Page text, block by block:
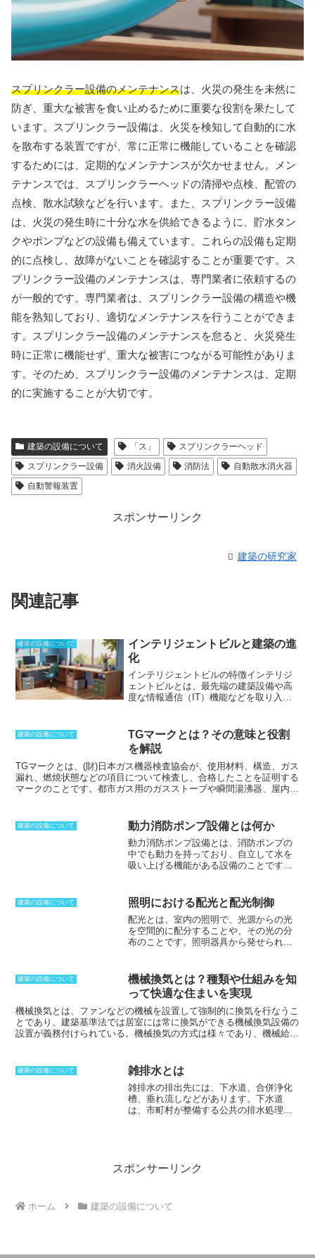
スプリンクラー設備のメンテナンスは、火災の発生を未然に
防ぎ、重大な被害を食い止めるために重要な役割を果たして
います。スプリンクラー設備は、火災を検知して自動的に水
を散布する装置ですが、常に正常に機能していることを確認
するためには、定期的なメンテナンスが欠かせません。メン
テナンスでは、スプリンクラーヘッドの清掃や点検、配管の
点検、散水試験などを行います。また、スプリンクラー設備
は、火災の発生時に十分な水を供給できるように、貯水タン
クやポンプなどの設備も備えています。これらの設備も定期
的に点検し、故障がないことを確認することが重要です。ス
プリンクラー設備のメンテナンスは、専門業者に依頼するの
が一般的です。専門業者は、スプリンクラー設備の構造や機
能を熟知しており、適切なメンテナンスを行うことができま
す。スプリンクラー設備のメンテナンスを怠ると、火災発生
時に正常に機能せず、重大な被害につながる可能性がありま
す。そのため、スプリンクラー設備のメンテナンスは、定期
的に実施することが大切です。
建築の設備について 「ス」
スプリンクラーヘッド
スプリンクラー設備
消火設備 消防法
自動散水消火器
自動警報装置
スポンサーリンク
建築の研究家
関連記事
建築の設備について
インテリジェントビルと建築の進
化
インテリジェントビルの特徴インテリジ
ェントビルとは、最先端の建築設備や高
度な情報通信（IT）機能などを取り入れ
電気、セキュリティーなどの設備が自動
的に制御されること、建物内に情報通信
ネットワークを構築して、オフィスオー
トメーションやテレコミュニケーション
に対応できることなどが特徴です。ま
た、これらの特徴により省エネ、省コス
きるように作られているため、インテリ
ジェントビルの概念は、従来の設計より
もさらに先進的な機能を有した物件のみ
を指す物に変化しつつあります。
建築の設備について
TGマークとは？その意味と役割
を解説
TGマークとは、(財)日本ガス機器検査協会が、使用材料、構造、ガス
漏れ、燃焼状態などの項目について検査し、合格したことを証明する
マークのことです。都市ガス用のガスストーブや瞬間湯沸器、屋内式
ク、PSマークのない物を販売及び販売目的での陳列（展示）すると
罰則が科せられることになりました。これはガスコンロを両法律の規
制対象品目としてして指定し、全口バーナーに調理油過熱防止装置
と、立ち消え安全装置の搭載を法的に義務づけることにより、ガスコ
ンロを原因とする建物火災の低減を図るためです。
建築の設備について 動力消防ポンプ設備とは何か
動力消防ポンプ設備とは、消防ポンプの
中でも動力を持っており、自立して水を
吸い上げる機能がある設備のことです。
ンプによって、吸い上げるだけでなく、
水を放出することもできる消火設備で
す。設置位置は、水を吸い上げる必要が
あるため、水源の直近がふさわしいで
す。常設することが一般的ですが、牽引
が長くなると吸い上げる力が落ち、水を
供給する能力が劣ってしまうことになる
ため、揚水能力に合わせて考えなければ
なりません。等級による区別が存在し、
放水性能によってA-1級からD-2級まで分
類されています。
建築の設備について 照明における配光と配光制御
配光とは、室内の照明で、光源からの光
を空間的に配分することや、その光の分
布のことです。照明器具から発せられる
することを配光制御と呼びます。配光曲
線は、一般に、各方向に放射される光度
（単位はcd）を、光源からの距離と角度
によって表された極座標平面上に描いた
ものです。照明器具が電球のような丸形
ではなく蛍光灯のような縦横の長さが違
ます。ただし、投光器は極座標でなく直
交座標、道路などは正弦等光度図によっ
て配光が表されます。
建築の設備について
機械換気とは？種類や仕組みを知
って快適な住まいを実現
機械換気とは、ファンなどの機械を設置して強制的に換気を行なうこ
とであり、建築基準法では居室には常に換気ができる機械換気設備の
設置が義務付けられている。機械換気の方式は様々であり、機械給
械換気設備は、2003年の改正建築基準法の施行により使用が禁止さ
れた。機械換気の対義語は自然換気であり、自然換気は室内外の温度
差によって生じる空気の密度差を利用した重力換気と、風圧力を利用
する風力換気がある。自然換気は機械換気と異なり動力を必要としな
い利点があるが、条件によっては期待した換気量を確保できない場合
建築の設備について 雑排水とは
雑排水の排出先には、下水道、合併浄化
槽、垂れ流しなどがあります。下水道
は、市町村が整備する公共の排水処理施
河川や海に放流します。また、下水道や
合併浄化槽などがない地域では、雑排水
ただし、垂れ流しは水質汚濁を招くた
め、禁止されています。
スポンサーリンク
ホーム 建築の設備について